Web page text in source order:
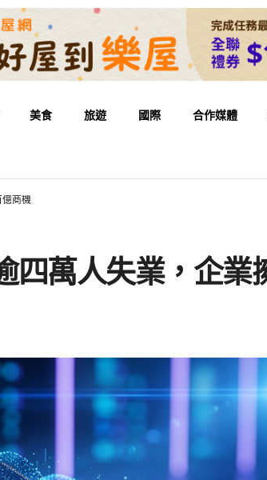
美食 旅遊 國際 合作媒體
億商機
四萬人失業，企